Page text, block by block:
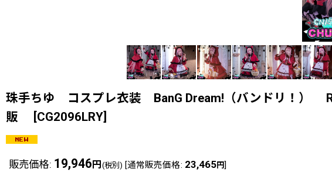
珠手ちゆ コスプレ衣装 BanG Dream!（バンドリ！）
販
[CG2096LRY]
販売価格: 19,946 円 (税別) [通常販売価格: 23,465円]